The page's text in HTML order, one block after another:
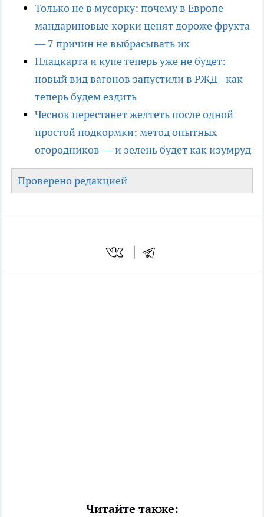
Только не в мусорку: почему в Европе
мандариновые корки ценят дороже фрукта
— 7 причин не выбрасывать их
Плацкарта и купе теперь уже не будет:
новый вид вагонов запустили в РЖД - как
теперь будем ездить
Чеснок перестанет желтеть после одной
простой подкормки: метод опытных
огородников — и зелень будет как изумруд
Проверено редакцией
Читайте также: